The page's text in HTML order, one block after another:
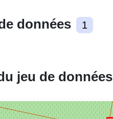
données 1
jeu de données